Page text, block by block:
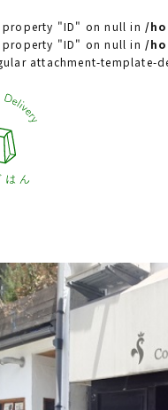
"ID" on null in /
"ID" on null in /
attachment-